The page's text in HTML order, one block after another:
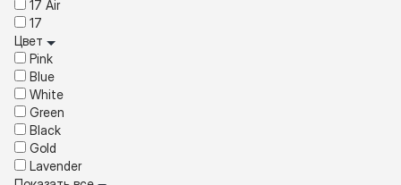
17 Air
17
Цвет
Pink
Blue
White
Green
Black
Gold
Lavender